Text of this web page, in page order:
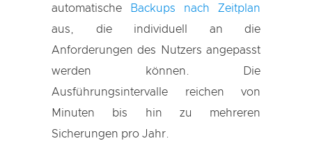
automatische
Backups nach Zeitplan
aus, die individuell an die
Anforderungen des Nutzers angepasst
werden können. Die
Ausführungsintervalle reichen von
Minuten bis hin zu mehreren
Sicherungen pro Jahr.